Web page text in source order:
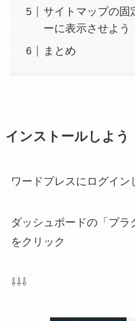
サイトマップの固
ーに表示させよう
まとめ
インストールしよう
ワードプレスにログイン
ダッシュボードの「プラ
をクリック
⇩⇩⇩